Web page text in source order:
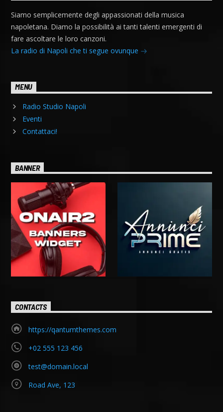
Siamo semplicemente degli appassionati della musica
napoletana. Diamo la possibilità ai tanti talenti emergenti di
fare ascoltare le loro canzoni.
La radio di Napoli che ti segue ovunque
MENU
Radio Studio Napoli
Eventi
Contattaci!
BANNER
CONTACTS
https://qantumthemes.com
+02 555 123 456
test@domain.local
Road Ave, 123